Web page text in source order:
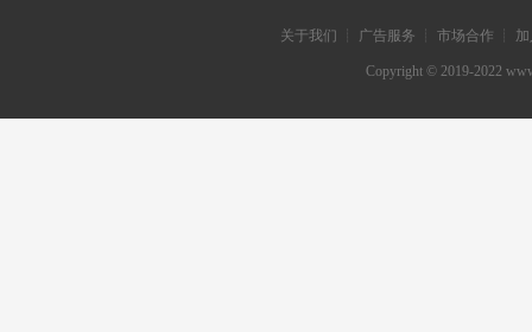
关于我们 ┊ 广告服务 ┊ 市场合作 ┊
Copyright © 2019-2022